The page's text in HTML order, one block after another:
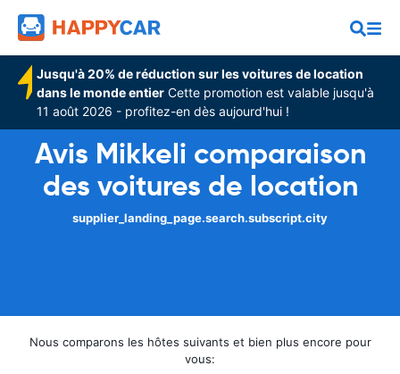
Jusqu'à 20% de réduction sur les voitures de location
dans le monde entier Cette promotion est valable jusqu'à
11 août 2026 - profitez-en dès aujourd'hui !
Avis Mikkeli comparaison
des voitures de location
supplier_landing_page.search.subscript.city
Nous comparons les hôtes suivants et bien plus encore pour
vous: